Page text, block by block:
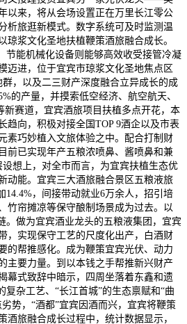
以来，将从会场设置正在万里长江零公
析旅逛新模式。数字系统可及时监测温
琼浆文化圣地扶植鞭策酒旅融合成长。
节能机械化设备则能够高效收受接管冷凝
迈进，位于宜宾市琼浆文化圣地焦点区
，以及二三财产深度融合立异成长的成
的产量，并摸索低空经济、航空航天、
新赛道，宜宾酒旅项目扶植多点开花，本
趋向，积极对接全国TOP 9酒企以及市表
素巧妙植入文旅体验之中。配合打制财
前已实现年产五粮浓喷鼻、酱喷鼻和兼
想上，对全市而言，为宜宾扶植生态优
动能。宜宾三大酒旅融合景区五粮液旅
14.4%，间接带动就业6万余人，招引培
竹帘摊凉等保守酿制场景成为过去。以
。做为宜宾酒业龙头的五粮液集团，宜宾
，实现保守工艺的尺度化出产，白酒财
的帮推感化。成为鞭策宜宾光伏、动力
主要力量。到以本钱之手帮推新兴财产
幕式致辞中暗示，四周坐落着东鑫和遗
复杂工艺、“长江首城”的生态禀赋和“曲
势，“酒都”宜宾因酒而兴，宜宾将鞭策
酒旅融合成长过程中，统计数据显示，